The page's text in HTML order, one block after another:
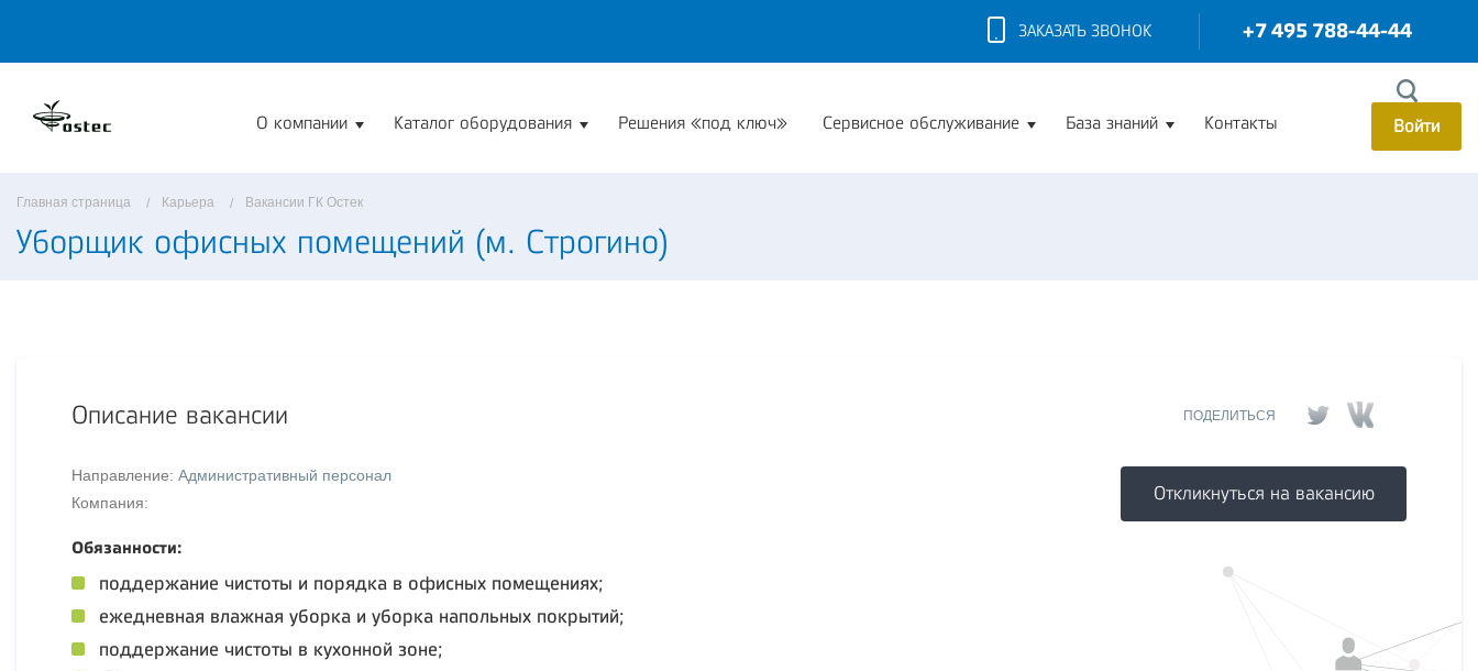
ЗАКАЗАТЬ ЗВОНОК +7 495 788-44-44
О компании Каталог оборудования Решения «под ключ» Сервисное обслуживание База знаний Контакты Войти
Главная страница Карьера Вакансии ГК Остек
Уборщик офисных помещений (м. Строгино)
Описание вакансии
Направление: Административный персонал
Компания:
ПОДЕЛИТЬСЯ
Откликнуться на вакансию
Обязанности:
поддержание чистоты и порядка в офисных помещениях;
ежедневная влажная уборка и уборка напольных покрытий;
поддержание чистоты в кухонной зоне;